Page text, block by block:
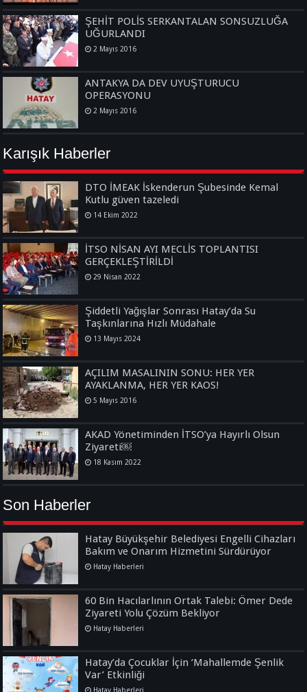
ŞEHİT POLİS SERKANTALAN SONSUZLUĞA
UĞURLANDI
2 Mayıs 2016
ANTAKYA DA DEV UYUŞTURUCU
OPERASYONU
2 Mayıs 2016
Karışık Haberler
DTO İMEAK İskenderun Şubesinde Kemal
Kutlu güven tazeledi
14 Ekim 2022
İTSO NİSAN AYI MECLİS TOPLANTISI
GERÇEKLEŞTİRİLDİ
29 Nisan 2022
Şiddetli Yağışlar Sonrası Hatay’da Su
Taşkınlarına Hızlı Müdahale
13 Mayıs 2024
AÇILIM MASALININ SONU: HER YER
AYAKLANMA, HER YER KAOS!
5 Mayıs 2016
AKAD Yönetiminden İTSO’ya Hayırlı Olsun
Ziyareti￼
18 Kasım 2022
Son Haberler
Hatay Büyükşehir Belediyesi Engelli Cihazları
Bakım ve Onarım Hizmetini Sürdürüyor
Hatay Haberleri
60 Bin Hacılarlının Ortak Talebi: Ömer Dede
Ziyareti Yolu Çözüm Bekliyor
Hatay Haberleri
Hatay’da Çocuklar İçin ‘Mahallemde Şenlik
Var’ Etkinliği
Hatay Haberleri